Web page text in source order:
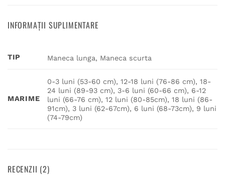
INFORMAȚII SUPLIMENTARE
TIP Maneca lunga, Maneca scurta
MARIME
0-3 luni (53-60 cm), 12-18 luni (76-86 cm), 18-
24 luni (89-93 cm), 3-6 luni (60-66 cm), 6-12
luni (66-76 cm), 12 luni (80-85cm), 18 luni (86-
91cm), 3 luni (62-67cm), 6 luni (68-73cm), 9 luni
(74-79cm)
RECENZII (2)